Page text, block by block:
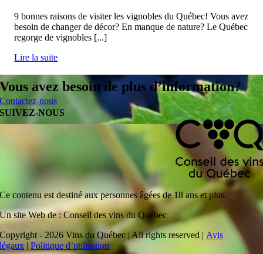
9 bonnes raisons de visiter les vignobles du Québec! Vous avez
besoin de changer de décor? En manque de nature? Le Québec
regorge de vignobles [...]
Lire la suite
Vous avez besoin de plus d’information?
Contactez-nous
SUIVEZ-NOUS
Ce contenu est destiné aux personnes âgées de 18 ans et plus.
Un site Web de : Conseil des vins du Québec
Copyright - 2026 Vins du Québec | All rights reserved | Avis
légaux|Politique d’utilisation